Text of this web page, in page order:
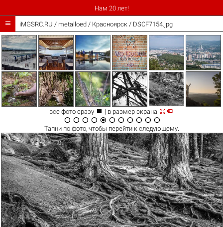
Нам 20 лет!
 iMGSRC.RU / metalloed/ Красноярск / DSCF7154.jpg
все фото сразу  | в размер экрана 
          
Тапни по фото, чтобы перейти к следующему.